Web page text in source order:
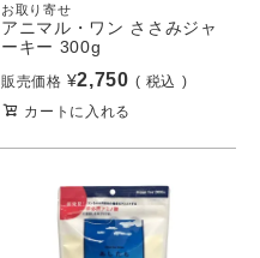
お取り寄せ
アニマル・ワン ささみジャ
ーキー 300g
販売価格 ¥2,750
税込
カートに入れる